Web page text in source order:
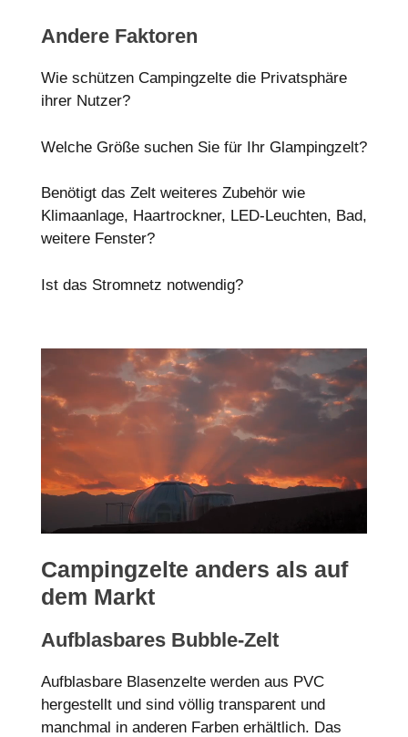
Andere Faktoren
Wie schützen Campingzelte die Privatsphäre
ihrer Nutzer?
Welche Größe suchen Sie für Ihr Glampingzelt?
Benötigt das Zelt weiteres Zubehör wie
Klimaanlage, Haartrockner, LED-Leuchten, Bad,
weitere Fenster?
Ist das Stromnetz notwendig?
Campingzelte anders als auf
dem Markt
Aufblasbares Bubble-Zelt
Aufblasbare Blasenzelte werden aus PVC
hergestellt und sind völlig transparent und
manchmal in anderen Farben erhältlich. Das